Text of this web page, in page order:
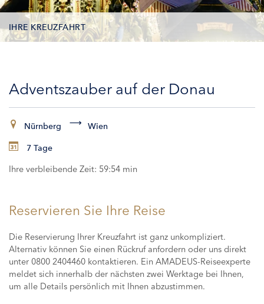
IHRE KREUZFAHRT
KABINEN
Adventszauber auf der Donau
Nürnberg Wien
7 Tage
Ihre verbleibende Zeit: 59:53 min
Reservieren Sie Ihre Reise
Die Reservierung Ihrer Kreuzfahrt ist ganz unkompliziert.
Alternativ können Sie einen Rückruf anfordern oder uns direkt
unter 0800 2404460 kontaktieren. Ein AMADEUS-Reiseexperte
meldet sich innerhalb der nächsten zwei Werktage bei Ihnen,
um alle Details persönlich mit Ihnen abzustimmen.